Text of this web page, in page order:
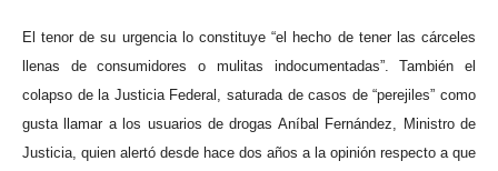
El tenor de su urgencia lo constituye “el hecho de tener las cárceles
llenas de consumidores o mulitas indocumentadas”. También el
colapso de la Justicia Federal, saturada de casos de “perejiles” como
gusta llamar a los usuarios de drogas Aníbal Fernández, Ministro de
Justicia, quien alertó desde hace dos años a la opinión respecto a que